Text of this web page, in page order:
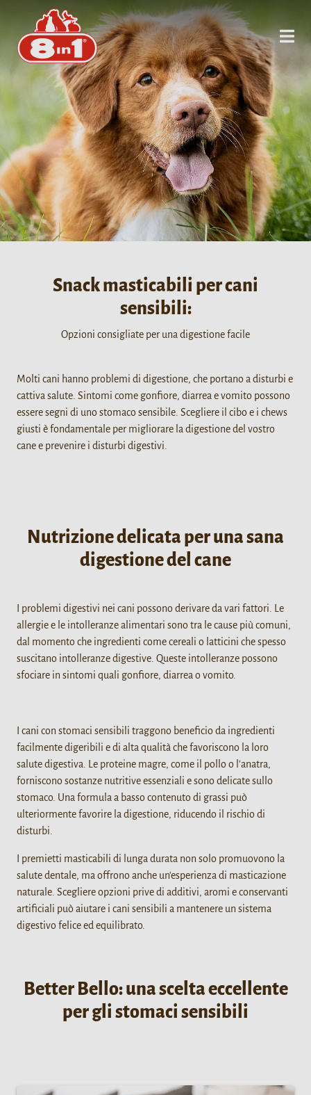
Snack masticabili per cani
sensibili:
Opzioni consigliate per una digestione facile
Molti cani hanno problemi di digestione, che portano a disturbi e
cattiva salute. Sintomi come gonfiore, diarrea e vomito possono
essere segni di uno stomaco sensibile. Scegliere il cibo e i chews
giusti è fondamentale per migliorare la digestione del vostro
cane e prevenire i disturbi digestivi.
Nutrizione delicata per una sana
digestione del cane
I problemi digestivi nei cani possono derivare da vari fattori. Le
allergie e le intolleranze alimentari sono tra le cause più comuni,
dal momento che ingredienti come cereali o latticini che spesso
suscitano intolleranze digestive. Queste intolleranze possono
sfociare in sintomi quali gonfiore, diarrea o vomito.
I cani con stomaci sensibili traggono beneficio da ingredienti
facilmente digeribili e di alta qualità che favoriscono la loro
salute digestiva. Le proteine magre, come il pollo o l'anatra,
forniscono sostanze nutritive essenziali e sono delicate sullo
stomaco. Una formula a basso contenuto di grassi può
ulteriormente favorire la digestione, riducendo il rischio di
disturbi.
I premietti masticabili di lunga durata non solo promuovono la
salute dentale, ma offrono anche un'esperienza di masticazione
naturale. Scegliere opzioni prive di additivi, aromi e conservanti
artificiali può aiutare i cani sensibili a mantenere un sistema
digestivo felice ed equilibrato.
Better Bello: una scelta eccellente
per gli stomaci sensibili